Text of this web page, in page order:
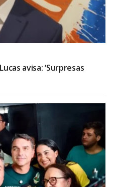
avisa: ‘Surpresas